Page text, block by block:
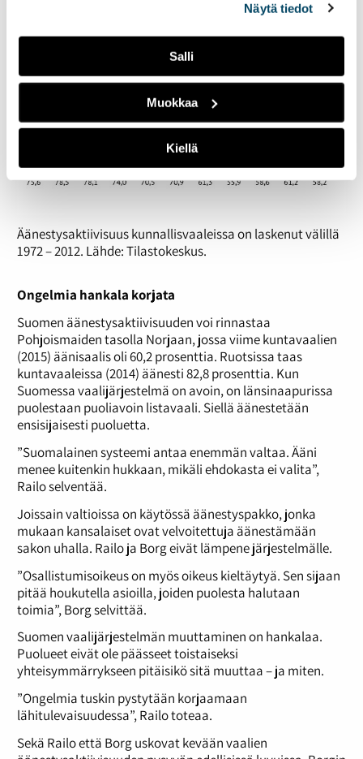
Näytä tiedot
Salli
Muokkaa
Kiellä
Äänestysaktiivisuus kunnallisvaaleissa on laskenut välillä
1972 – 2012. Lähde: Tilastokeskus.
Ongelmia hankala korjata
Suomen äänestysaktiivisuuden voi rinnastaa
Pohjoismaiden tasolla Norjaan, jossa viime kuntavaalien
(2015) äänisaalis oli 60,2 prosenttia. Ruotsissa taas
kuntavaaleissa (2014) äänesti 82,8 prosenttia. Kun
Suomessa vaalijärjestelmä on avoin, on länsinaapurissa
puolestaan puoliavoin listavaali. Siellä äänestetään
ensisijaisesti puoluetta.
”Suomalainen systeemi antaa enemmän valtaa. Ääni
menee kuitenkin hukkaan, mikäli ehdokasta ei valita”,
Railo selventää.
Joissain valtioissa on käytössä äänestyspakko, jonka
mukaan kansalaiset ovat velvoitettuja äänestämään
sakon uhalla. Railo ja Borg eivät lämpene järjestelmälle.
”Osallistumisoikeus on myös oikeus kieltäytyä. Sen sijaan
pitää houkutella asioilla, joiden puolesta halutaan
toimia”, Borg selvittää.
Suomen vaalijärjestelmän muuttaminen on hankalaa.
Puolueet eivät ole päässeet toistaiseksi
yhteisymmärrykseen pitäisikö sitä muuttaa – ja miten.
”Ongelmia tuskin pystytään korjaamaan
lähitulevaisuudessa”, Railo toteaa.
Sekä Railo että Borg uskovat kevään vaalien